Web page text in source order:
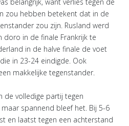
zou hebben betekent dat in de
zou zijn. Rusland werd
doro in de finale Frankrijk te
in de halve finale de voet
in 23-24 eindigde. Ook
makkelijke tegenstander.
de volledige partij tegen
spannend bleef het. Bij 5-6
en laatst tegen een achterstand